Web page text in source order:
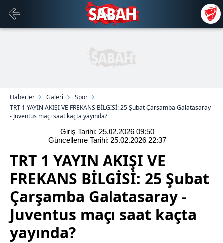
Haberler Galeri
Spor
TRT 1 YAYIN AKIŞI VE FREKANS BİLGİSİ: 25 Şubat Çarşamba Galatasaray
- Juventus maçı saat kaçta yayında?
Giriş Tarihi: 25.02.2026 09:50
Güncelleme Tarihi: 25.02.2026 22:37
TRT 1 YAYIN AKIŞI VE
FREKANS BİLGİSİ: 25 Şubat
Çarşamba Galatasaray -
Juventus maçı saat kaçta
yayında?